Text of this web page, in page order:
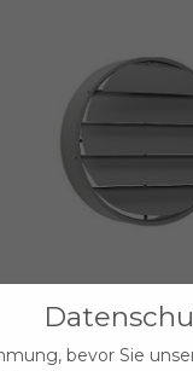
04
WFK WG MG(6)
bevor Sie